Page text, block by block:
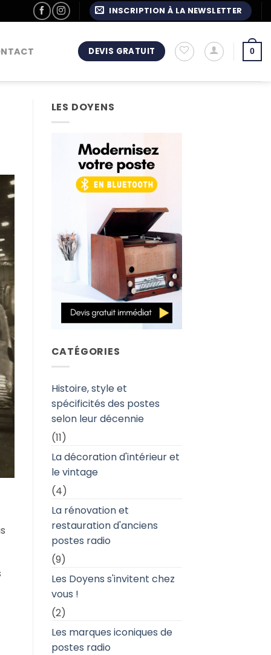
INSCRIPTION À LA NEWSLETTER
DEVIS GRATUIT 0
LES DOYENS
CATÉGORIES
Histoire, style et
spécificités des postes
selon leur décennie
(11)
La décoration d'intérieur et
le vintage
(4)
La rénovation et
restauration d'anciens
postes radio
(9)
Les Doyens s'invitent chez
vous !
(2)
Les marques iconiques de
postes radio